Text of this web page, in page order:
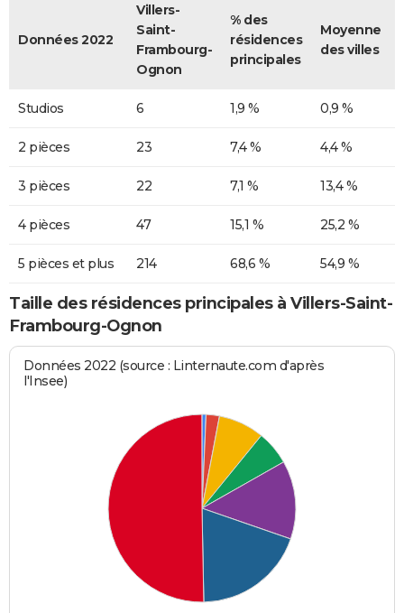
Données 2022
Villers-
Saint-
Frambourg-
Ognon
% des
résidences
principales
Moyenne
des villes
Studios 6 1,9 % 0,9 %
2 pièces 23 7,4 % 4,4 %
3 pièces 22 7,1 % 13,4 %
4 pièces 47 15,1 % 25,2 %
5 pièces et plus 214 68,6 % 54,9 %
Taille des résidences principales à Villers-Saint-
Frambourg-Ognon
Données 2022 (source : Linternaute.com d'après
l'Insee)